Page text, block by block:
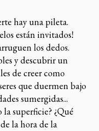
hay una pileta.
están invitados!
los dedos.
y descubrir un
de creer como
que duermen bajo
sumergidas...
la superficie? ¿Qué
la hora de la